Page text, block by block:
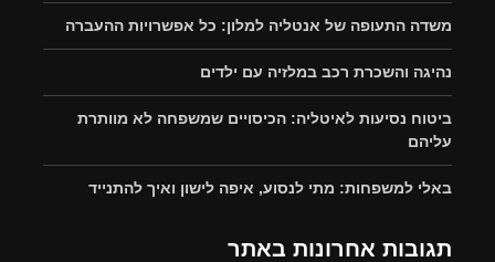
משדה התעופה של אנטליה למלון: כל אפשרויות ההעברה
נהיגה והשכרת רכב במלזיה עם ילדים
ביטוח נסיעות לאיטליה: הכיסויים שמשפחה לא מוותרת
עליהם
באלי למשפחות: מתי לנסוע, איפה לישון ואיך להתנייד
תגובות אחרונות באתר